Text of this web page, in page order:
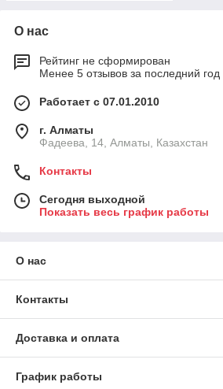
О нас
Рейтинг не сформирован
Менее 5 отзывов за последний год
Работает с 07.01.2010
г. Алматы
Фадеева, 14, Алматы, Казахстан
Контакты
Сегодня выходной
Показать весь график работы
О нас
Контакты
Доставка и оплата
График работы